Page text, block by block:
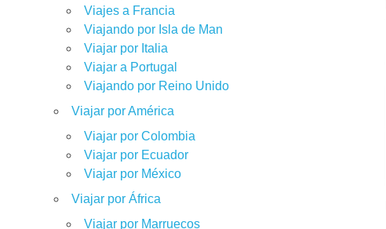
Viajes a Francia
Viajando por Isla de Man
Viajar por Italia
Viajar a Portugal
Viajando por Reino Unido
Viajar por América
Viajar por Colombia
Viajar por Ecuador
Viajar por México
Viajar por África
Viajar por Marruecos